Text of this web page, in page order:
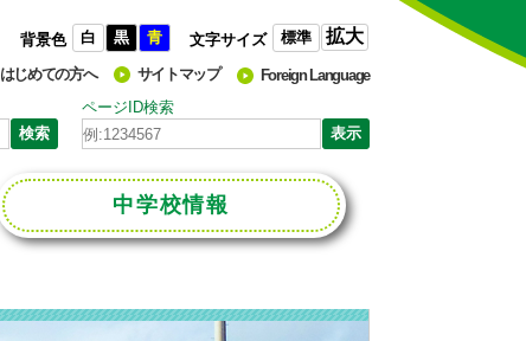
背景色 白 黒 青 文字サイズ 標準 拡大
はじめての方へ サイトマップ
Foreign Language
ページID検索
中学校情報